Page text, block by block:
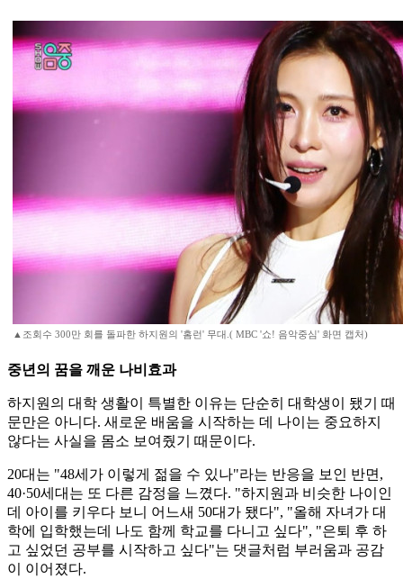
▲조회수 300만 회를 돌파한 하지원의 '홈런' 무대.( MBC '쇼! 음악중심' 화면 캡처)
중년의 꿈을 깨운 나비효과
하지원의 대학 생활이 특별한 이유는 단순히 대학생이 됐기 때
문만은 아니다. 새로운 배움을 시작하는 데 나이는 중요하지
않다는 사실을 몸소 보여줬기 때문이다.
20대는 "48세가 이렇게 젊을 수 있나"라는 반응을 보인 반면,
40·50세대는 또 다른 감정을 느꼈다. "하지원과 비슷한 나이인
데 아이를 키우다 보니 어느새 50대가 됐다", "올해 자녀가 대
학에 입학했는데 나도 함께 학교를 다니고 싶다", "은퇴 후 하
고 싶었던 공부를 시작하고 싶다"는 댓글처럼 부러움과 공감
이 이어졌다.